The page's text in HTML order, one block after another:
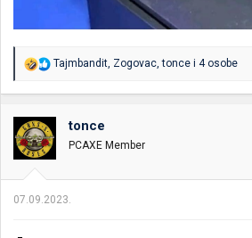
R
a
o
v
n
j
:
Tajmbandit, Zogovac,tonce i 4 osobe
tonce
PCAXE Member
07.09.2023.